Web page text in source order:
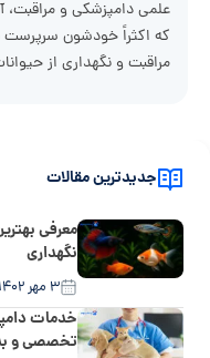
علمی دامپزشکی و
که اکثراً خودشون
مراقبت و نگهداری از
جدیدترین مقالات
معرفی
نگهداری
۳ مهر ۱۴۰۲
خدمات
تخصصی و